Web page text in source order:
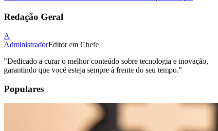
Redação Geral
A
AdministradorEditor em Chefe
"Dedicado a curar o melhor conteúdo sobre tecnologia e inovação,
garantindo que você esteja sempre à frente do seu tempo."
Populares